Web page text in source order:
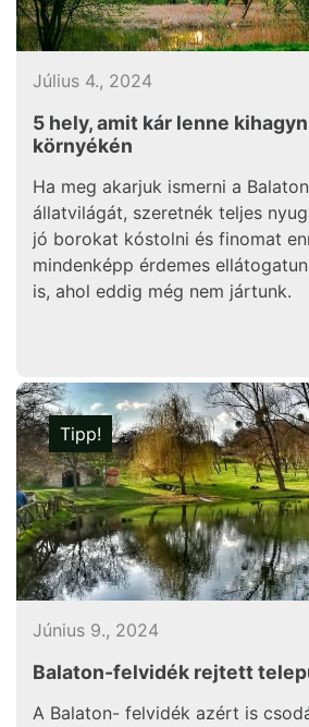
Július 4., 2024
5 hely, amit kár lenne
környékén
Ha meg akarjuk ismerni a
állatvilágát, szeretnék teljes
jó borokat kóstolni és finomat
mindenképp érdemes
is, ahol eddig még nem jártunk.
Tipp!
Június 9., 2024
Balaton-felvidék rejtett
A Balaton- felvidék azért is